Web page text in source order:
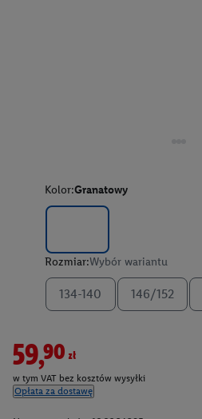
Kolor:Granatowy
Rozmiar:Wybór wariantu
134-140 146/152
59,90zł
w tym VAT bez kosztów wysyłki
Opłata za dostawę